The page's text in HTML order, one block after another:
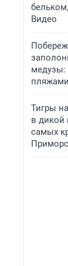
Видео
медузы:
пляжами
Тигры
в дикой
самых